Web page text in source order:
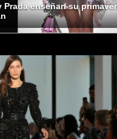
Prada enseñan su